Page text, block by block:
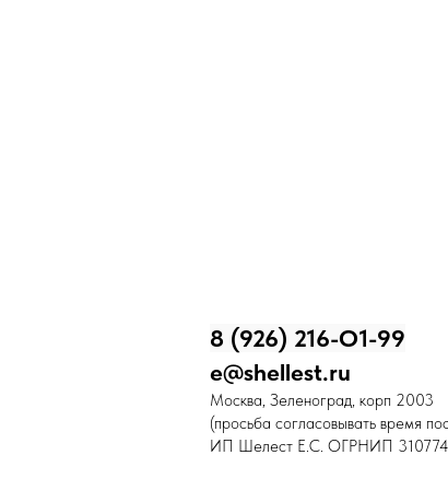
8 (926) 216-О1-99
e@shellest.ru
Москва, Зеленоград, корп 2003
(просьба согласовывать время
ИП Шелест Е.С. ОГРНИП